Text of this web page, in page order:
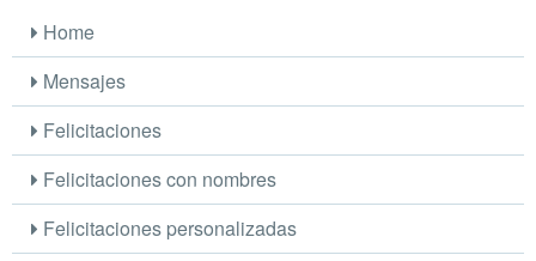
Home
Mensajes
Felicitaciones
Felicitaciones con nombres
Felicitaciones personalizadas